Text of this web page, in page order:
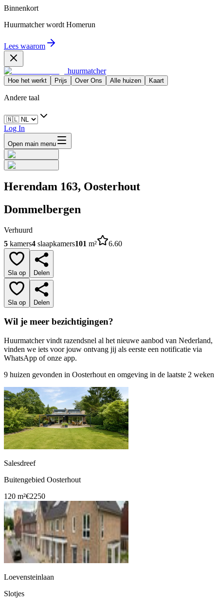
Binnenkort
Huurmatcher wordt Homerun
Lees waarom
huurmatcher
Hoe het werkt Prijs Over Ons Alle huizen Kaart
Andere taal
Log In
Open main menu
Herendam 163, Oosterhout
Dommelbergen
Verhuurd
5 kamers4 slaapkamers101 m² 6.60
Sla op Delen
Sla op Delen
Wil je meer bezichtigingen?
Huurmatcher vindt razendsnel al het nieuwe aanbod van Nederland,
vinden we iets voor jouw ontvang jij als eerste een notificatie via
WhatsApp of onze app.
9 huizen gevonden in Oosterhout en omgeving in de laatste 2 weken
Salesdreef
Buitengebied Oosterhout
120 m²€2250
Loevensteinlaan
Slotjes